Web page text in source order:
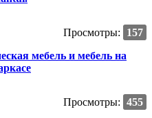
Просмотры:
157
мебель и мебель на
Просмотры: 455